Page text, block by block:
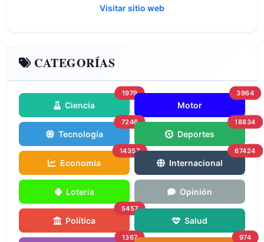
Visitar sitio web
CATEGORÍAS
Ciencia
1979
Motor
3964
Tecnología
7246
Deportes
18834
Economía
14357
Internacional
67424
Loteria Opinión
Política
5457
Salud
1367 974